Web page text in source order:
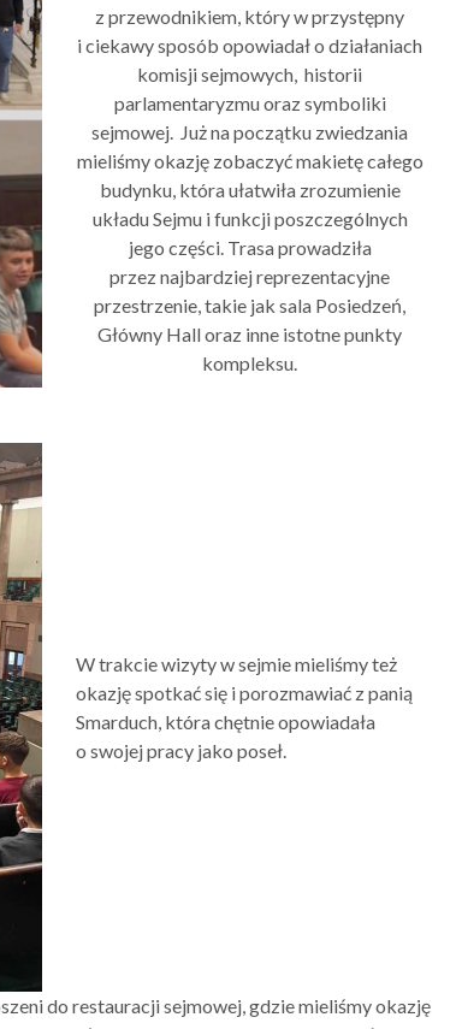
z przewodnikiem, który w przystępny
i ciekawy sposób opowiadał o działaniach
komisji sejmowych, historii
parlamentaryzmu oraz symboliki
sejmowej. Już na początku zwiedzania
mieliśmy okazję zobaczyć makietę całego
budynku, która ułatwiła zrozumienie
układu Sejmu i funkcji poszczególnych
jego części. Trasa prowadziła
przez najbardziej reprezentacyjne
przestrzenie, takie jak sala Posiedzeń,
Główny Hall oraz inne istotne punkty
kompleksu.
W trakcie wizyty w sejmie mieliśmy też
okazję spotkać się i porozmawiać z panią
Smarduch, która chętnie opowiadała
o swojej pracy jako poseł.
do restauracji sejmowej, gdzie mieliśmy okazję